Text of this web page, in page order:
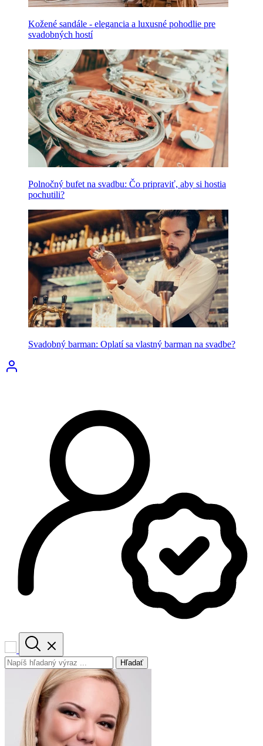
Kožené sandále - elegancia a luxusné pohodlie pre
svadobných hostí
Polnočný bufet na svadbu: Čo pripraviť, aby si hostia
pochutili?
Svadobný barman: Oplatí sa vlastný barman na svadbe?
Hľadať